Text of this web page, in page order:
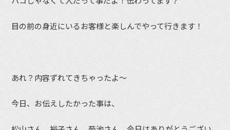
目の前の身近にいるお客様と楽しんでやって行きます！
あれ？内容ずれてきちゃったよ〜
今日、お伝えしたかった事は、